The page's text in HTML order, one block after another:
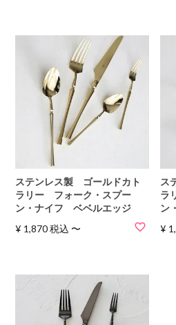
ステンレス製 ゴールドカト
ラリー フォーク・スプー
ン・ナイフ ベベルエッジ
¥ 1,870 税込 〜
ス
ラ
ン
¥